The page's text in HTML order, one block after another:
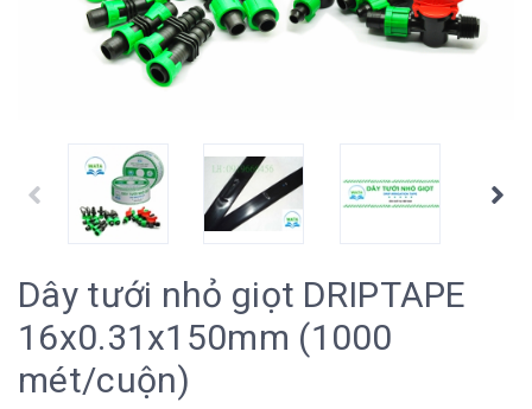
Dây tưới nhỏ giọt DRIPTAPE
16x0.31x150mm (1000
mét/cuộn)